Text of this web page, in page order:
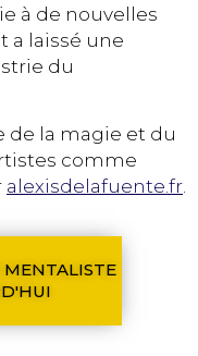
à de nouvelles
a laissé une
du
de la magie et du
comme
alexisdelafuente.fr
MENTALISTE